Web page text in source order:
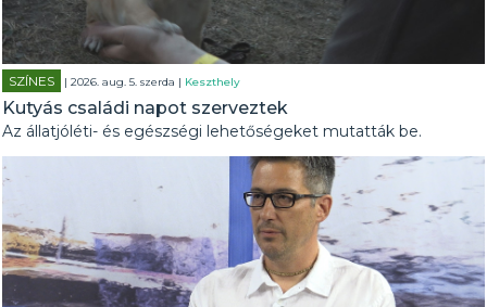
SZÍNES | 2026. aug. 5. szerda | Keszthely
Kutyás családi napot szerveztek
Az állatjóléti- és egészségi lehetőségeket mutatták be.